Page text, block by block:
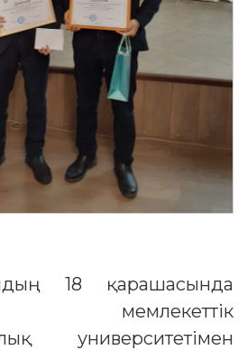
18 қарашасында
мемлекеттік
университетімен